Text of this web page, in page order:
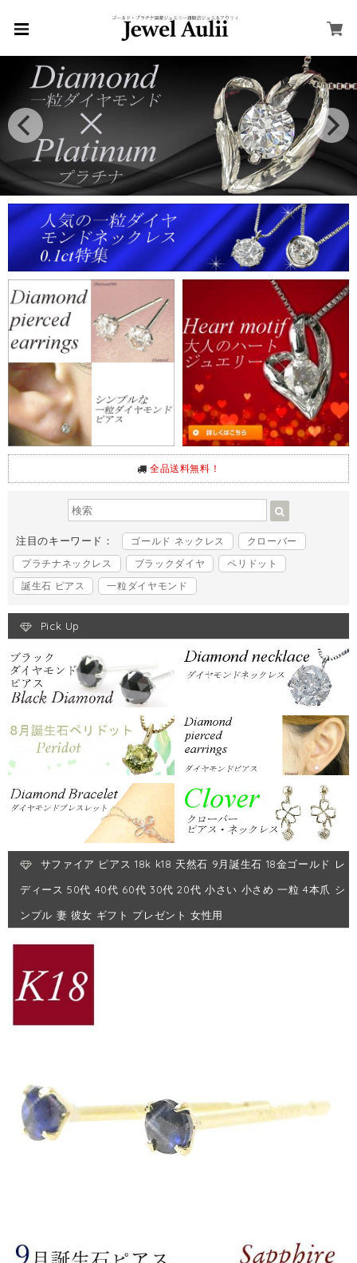
全品送料無料！
注目のキーワード： ゴールド ネックレス
クローバー
プラチナネックレス
ブラックダイヤ
ペリドット
誕生石 ピアス
一粒ダイヤモンド
Pick Up
サファイア ピアス 18k k18 天然石 9月誕生石 18金ゴールド レ
ディース 50代 40代 60代 30代 20代 小さい 小さめ 一粒 4本爪 シ
ンプル 妻 彼女 ギフト プレゼント 女性用